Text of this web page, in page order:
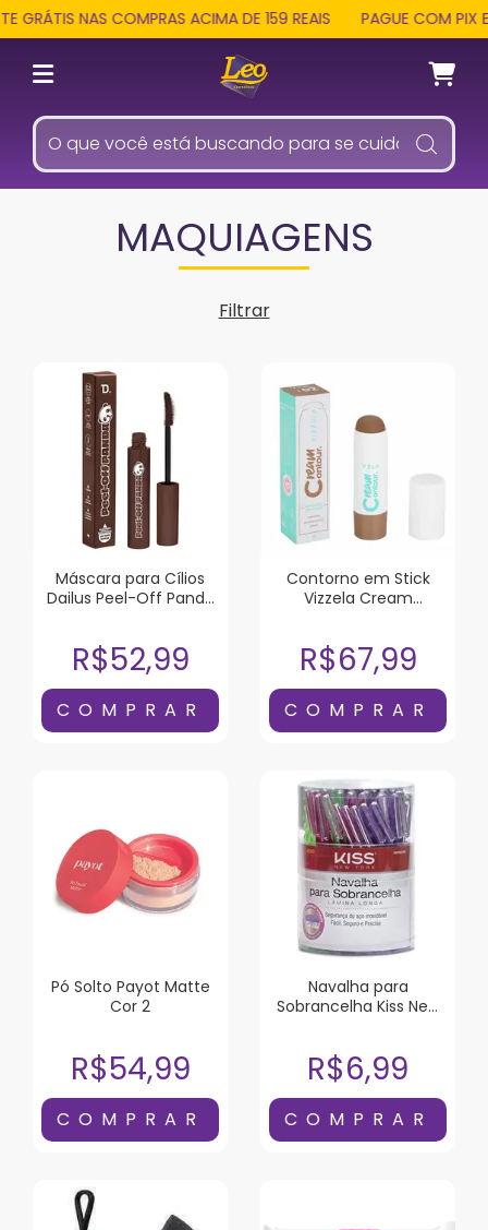
NAS COMPRAS ACIMA DE 159 REAIS PAGUE COM PIX E
MAQUIAGENS
Filtrar
Máscara para Cílios
Dailus Peel-Off Panda
R$52,99
Contorno em Stick
Vizzela Cream
R$67,99
Pó Solto Payot Matte
Cor 2
R$54,99
Navalha para
Sobrancelha Kiss New
R$6,99